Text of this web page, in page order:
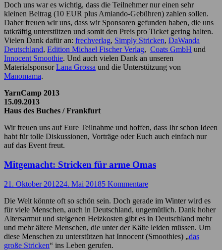
Doch uns war es wichtig, dass die Teilnehmer nur einen sehr
kleinen Beitrag (10 EUR plus Amiando-Gebühren) zahlen sollen.
Daher freuen wir uns, dass wir Sponsoren gefunden haben, die uns
tatkräftig unterstützen und somit den Preis pro Ticket gering halten.
Vielen Dank dafür an: frechverlag, Simply Stricken, DaWanda
Deutschland, Edition Michael Fischer Verlag, Coats GmbH und
Innocent Smoothie. Und auch vielen Dank an unseren
MaterialsponsorLana Grossa und die Unterstützung von
Manomama.
YarnCamp 2013
15.09.2013
Haus des Buches / Frankfurt
Wir freuen uns auf Eure Teilnahme und hoffen, dass Ihr schon Ideen
habt für tolle Diskussionen, Vorträge oder Euch auch einfach nur
auf das Event freut.
Mitgemacht: Stricken für arme Omas
21. Oktober 201224. Mai 20185 Kommentare
Die Welt könnte oft so schön sein. Doch gerade im Winter wird es
für viele Menschen, auch in Deutschland, ungemütlich. Dank hoher
Altersarmut und steigenen Heizkosten gibt es in Deutschland mehr
und mehr ältere Menschen, die unter der Kälte leiden müssen. Um
diese Menschen zu unterstützen hat Innocent (Smoothies) „das
große Stricken“ ins Leben gerufen.